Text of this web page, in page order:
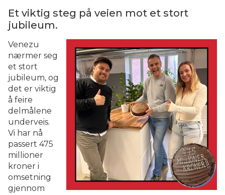
Et viktig steg på veien mot et stort
jubileum.
Venezu
nærmer seg
et stort
jubileum, og
det er viktig
å feire
delmålene
underveis.
Vi har nå
passert 475
millioner
kroner i
omsetning
gjennom